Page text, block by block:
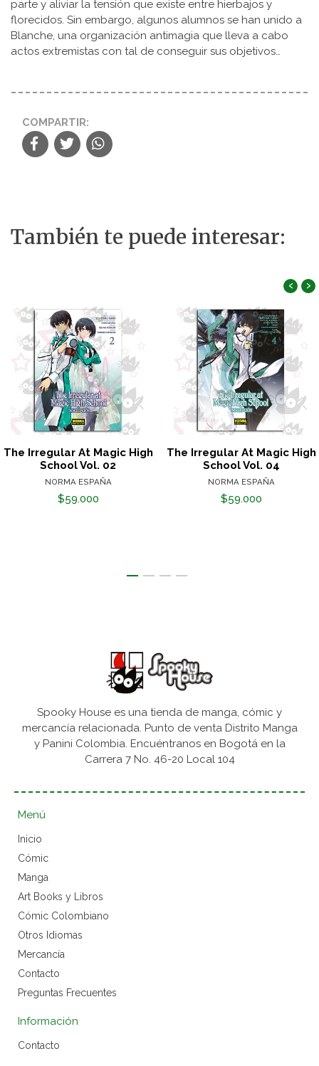
parte y aliviar la tensión que existe entre hierbajos y
florecidos. Sin embargo, algunos alumnos se han unido a
Blanche, una organización antimagia que lleva a cabo
actos extremistas con tal de conseguir sus objetivos…
COMPARTIR:
También te puede interesar:
The Irregular At Magic High
School Vol. 02
NORMA ESPAÑA
$59.000
The Irregular At Magic High
School Vol. 04
NORMA ESPAÑA
$59.000
‹ ›
Spooky House es una tienda de manga, cómic y
mercancía relacionada. Punto de venta Distrito Manga
y Panini Colombia. Encuéntranos en Bogotá en la
Carrera 7 No. 46-20 Local 104
Menú
Inicio
Cómic
Manga
Art Books y Libros
Cómic Colombiano
Otros Idiomas
Mercancía
Contacto
Preguntas Frecuentes
Información
Contacto